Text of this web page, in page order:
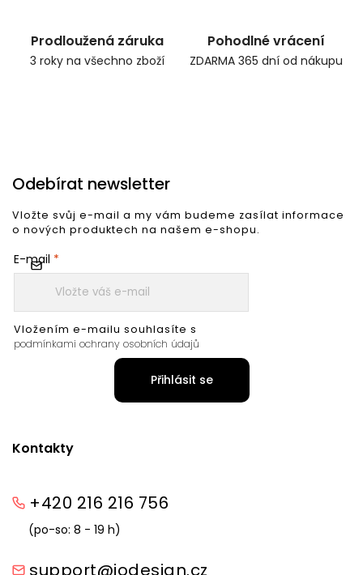
Prodloužená záruka
3 roky na všechno zboží
Pohodlné vrácení
ZDARMA 365 dní od nákupu
Kontakty
+420 216 216 756
(po-so: 8 - 19 h)
support@iodesign.cz
Odebírat newsletter
Vložte svůj e-mail a my vám budeme zasílat informace
o nových produktech na našem e-shopu.
E-mail
Vložením e-mailu souhlasíte s
podmínkami ochrany osobních údajů
Přihlásit se